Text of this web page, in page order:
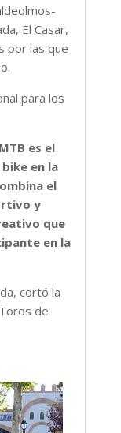
El Casar,
por las que
para los
es el
en la
el
y
que
en la
cortó la
de